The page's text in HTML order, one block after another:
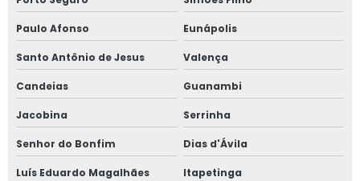
Paulo Afonso Eunápolis
Santo Antônio de Jesus Valença
Candeias Guanambi
Jacobina Serrinha
Senhor do Bonfim Dias d'Ávila
Luís Eduardo Magalhães Itapetinga